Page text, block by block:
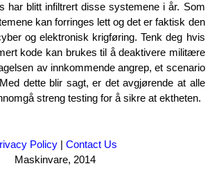
har blitt infiltrert disse systemene i år. Som
kan forringes lett og det er faktisk den
og elektronisk krigføring. Tenk deg hvis
kode kan brukes til å deaktivere militære
av innkommende angrep, et scenario
dette blir sagt, er det avgjørende at alle
streng testing for å sikre at ektheten.
Policy | Contact Us
Maskinvare, 2014